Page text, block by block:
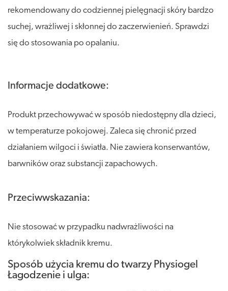
rekomendowany do codziennej pielęgnacji skóry bardzo
suchej, wrażliwej i skłonnej do zaczerwienień. Sprawdzi
się do stosowania po opalaniu.
Informacje dodatkowe:
Produkt przechowywać w sposób niedostępny dla dzieci,
w temperaturze pokojowej. Zaleca się chronić przed
działaniem wilgoci i światła. Nie zawiera konserwantów,
barwników oraz substancji zapachowych.
Przeciwwskazania:
Nie stosować w przypadku nadwrażliwości na
którykolwiek składnik kremu.
Sposób użycia kremu do twarzy Physiogel
Łagodzenie i ulga: